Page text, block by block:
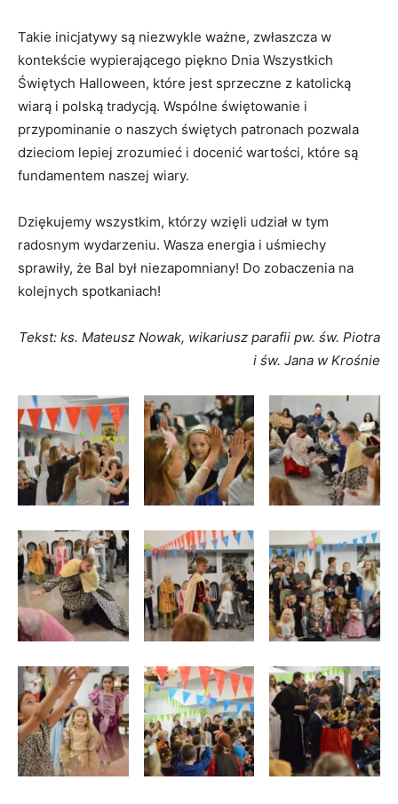
Takie inicjatywy są niezwykle ważne, zwłaszcza w
kontekście wypierającego piękno Dnia Wszystkich
Świętych Halloween, które jest sprzeczne z katolicką
wiarą i polską tradycją. Wspólne świętowanie i
przypominanie o naszych świętych patronach pozwala
dzieciom lepiej zrozumieć i docenić wartości, które są
fundamentem naszej wiary.
Dziękujemy wszystkim, którzy wzięli udział w tym
radosnym wydarzeniu. Wasza energia i uśmiechy
sprawiły, że Bal był niezapomniany! Do zobaczenia na
kolejnych spotkaniach!
Tekst: ks. Mateusz Nowak, wikariusz parafii pw. św. Piotra
i św. Jana w Krośnie